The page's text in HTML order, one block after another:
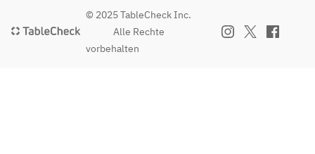
© 2025 TableCheck Inc.
Alle Rechte
vorbehalten